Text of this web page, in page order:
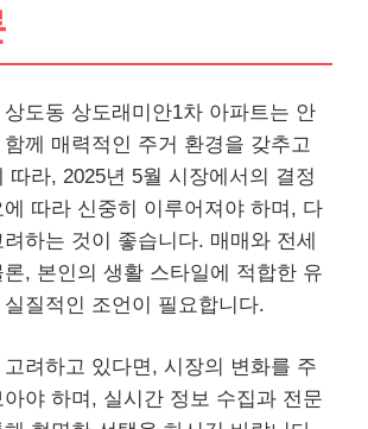
도동 상도래미안1차 아파트는 안
께 매력적인 주거 환경을 갖추고
따라, 2025년 5월 시장에서의 결정
에 따라 신중히 이루어져야 하며, 다
하는 것이 좋습니다. 매매와 전세
, 본인의 생활 스타일에 적합한 유
질적인 조언이 필요합니다.
려하고 있다면, 시장의 변화를 주
야 하며, 실시간 정보 수집과 전문